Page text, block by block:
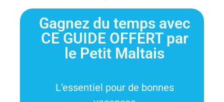
Gagnez du temps avec
CE GUIDE OFFERT par
le Petit Maltais
L’essentiel pour de bonnes